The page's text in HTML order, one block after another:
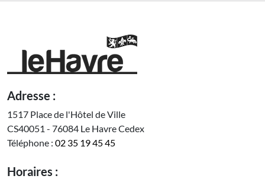
Adresse :
1517 Place de l'Hôtel de Ville
CS40051 - 76084 Le Havre Cedex
Téléphone : 02 35 19 45 45
Horaires :